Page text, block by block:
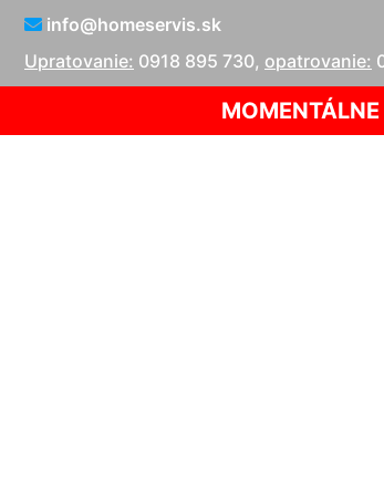
info@homeservis.sk
Upratovanie: 0918 895 730, opatrovanie:
MOMENTÁLNE